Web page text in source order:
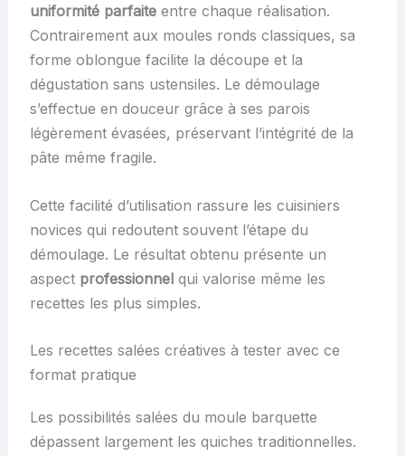
uniformité parfaiteentre chaque réalisation.
Contrairement aux moules ronds classiques, sa
forme oblongue facilite la découpe et la
dégustation sans ustensiles. Le démoulage
s’effectue en douceur grâce à ses parois
légèrement évasées, préservant l’intégrité de la
pâte même fragile.
Cette facilité d’utilisation rassure les cuisiniers
novices qui redoutent souvent l’étape du
démoulage. Le résultat obtenu présente un
aspect professionnelqui valorise même les
recettes les plus simples.
Les recettes salées créatives à tester avec ce
format pratique
Les possibilités salées du moule barquette
dépassent largement les quiches traditionnelles.